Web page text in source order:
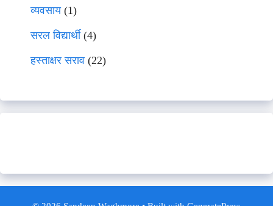
व्यवसाय(1)
सरल विद्यार्थी(4)
हस्ताक्षर सराव (22)